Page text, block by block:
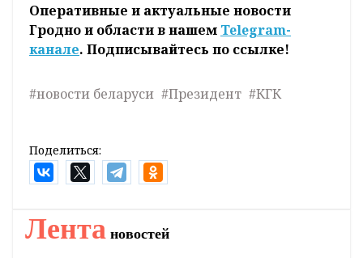
Оперативные и актуальные новости
Гродно и области в нашем Telegram-
канале. Подписывайтесь по ссылке!
#новости беларуси #Президент #КГК
Поделиться:
Лента новостей